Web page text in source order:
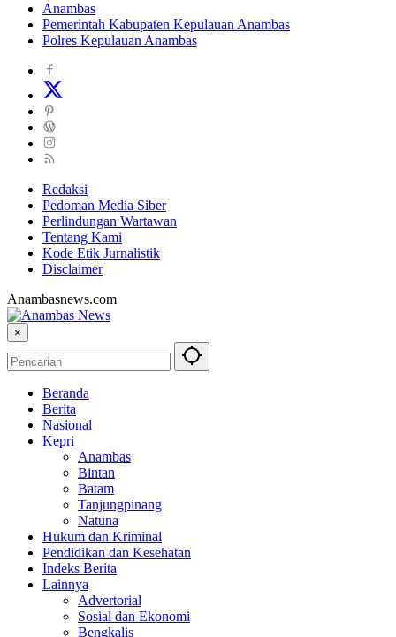
Anambas
Pemerintah Kabupaten Kepulauan Anambas
Polres Kepulauan Anambas
Redaksi
Pedoman Media Siber
Perlindungan Wartawan
Tentang Kami
Kode Etik Jurnalistik
Disclaimer
Anambasnews.com
×
Beranda
Berita
Nasional
Kepri
Anambas
Bintan
Batam
Tanjungpinang
Natuna
Hukum dan Kriminal
Pendidikan dan Kesehatan
Indeks Berita
Lainnya
Advertorial
Sosial dan Ekonomi
Bengkalis